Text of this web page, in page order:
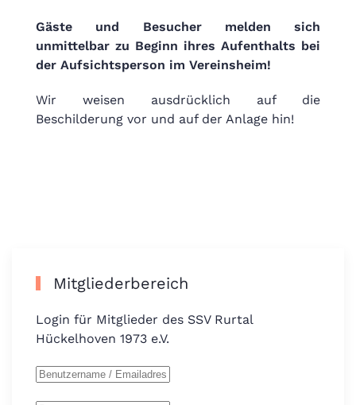
Gäste und Besucher melden sich
unmittelbar zu Beginn ihres Aufenthalts bei
der Aufsichtsperson im Vereinsheim!
Wir weisen ausdrücklich auf die
Beschilderung vor und auf der Anlage hin!
Mitgliederbereich
Login für Mitglieder des SSV Rurtal
Hückelhoven 1973 e.V.